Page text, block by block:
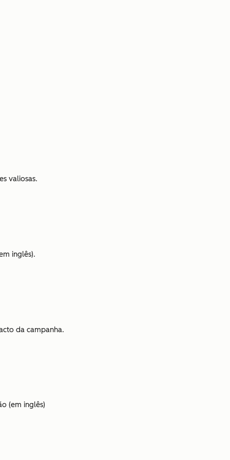
valiosas.
inglês).
da campanha.
(em inglês)